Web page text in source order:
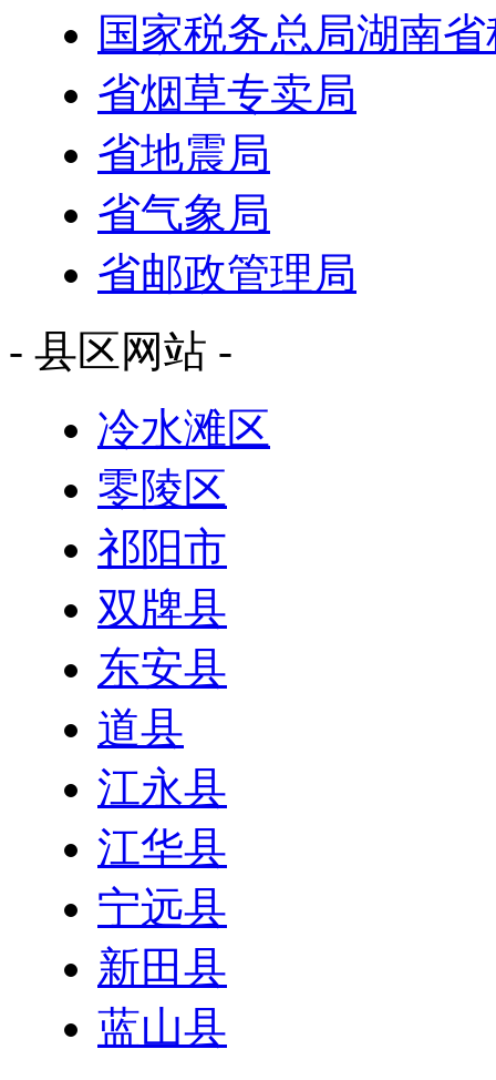
国家税务总局湖南
省烟草专卖局
省地震局
省气象局
省邮政管理局
- 县区网站 -
冷水滩区
零陵区
祁阳市
双牌县
东安县
道县
江永县
江华县
宁远县
新田县
蓝山县